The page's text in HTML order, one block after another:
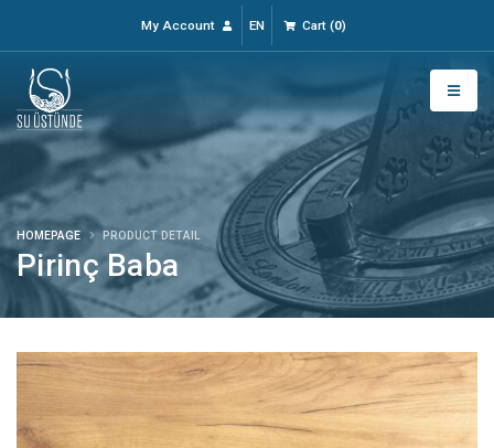
My Account EN Cart (0)
Pirinç Baba
HOMEPAGE PRODUCT DETAIL